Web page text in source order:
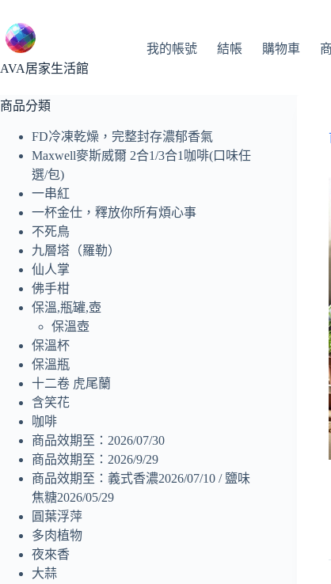
至
主
要
容
AVA居家生活館
我的帳號 結帳 購物車
商品分類
FD冷凍乾燥，完整封存濃郁香氣
Maxwell麥斯威爾 2合1/3合1咖啡(口味任
選/包)
一串紅
一杯金仕，釋放你所有煩心事
不死鳥
九層塔（羅勒）
仙人掌
佛手柑
保溫,瓶罐,壺
保溫壺
保溫杯
保溫瓶
十二卷 虎尾蘭
含笑花
咖啡
商品效期至：2026/07/30
商品效期至：2026/9/29
商品效期至：義式香濃2026/07/10 / 鹽味
焦糖2026/05/29
圓葉浮萍
多肉植物
夜來香
大蒜